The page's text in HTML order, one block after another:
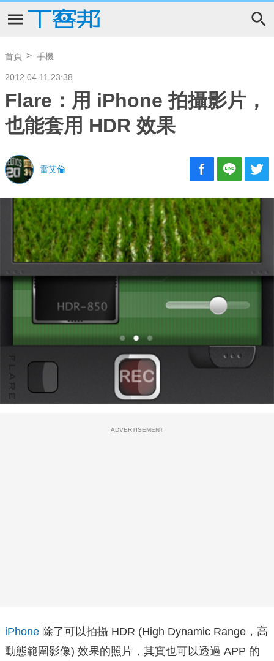
首頁 手機
2012.04.11 23:38
Flare：用 iPhone 拍攝影片，
也能套用 HDR 效果
雷艾倫
ADVERTISEMENT
iPhone 除了可以拍攝 HDR (High Dynamic Range，高
動態範圍影像) 效果的照片，其實也可以透過 APP 的